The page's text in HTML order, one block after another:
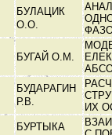
БУЛАЦИК
О.О.
БУГАЙ О.М.
БУДАРАГИН
Р.В.
ИХ
БУРТЫКА